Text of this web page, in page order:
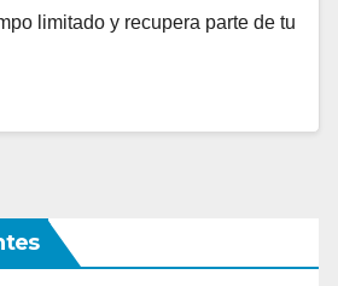
limitado y recupera parte de tu